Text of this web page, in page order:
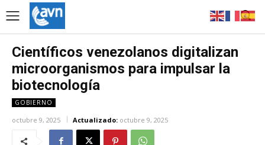
Científicos venezolanos digitalizan
microorganismos para impulsar la
biotecnología
GOBIERNO
octubre 9, 2025 Actualizado: octubre 9, 2025